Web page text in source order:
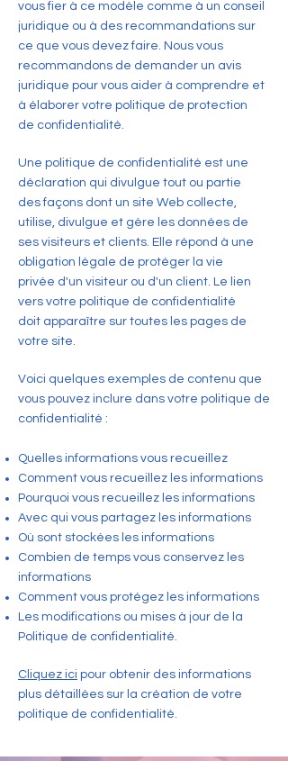
vous fier à ce modèle comme à un conseil
juridique ou à des recommandations sur
ce que vous devez faire. Nous vous
recommandons de demander un avis
juridique pour vous aider à comprendre et
à élaborer votre politique de protection
de confidentialité.
Une politique de confidentialité est une
déclaration qui divulgue tout ou partie
des façons dont un site Web collecte,
utilise, divulgue et gère les données de
ses visiteurs et clients. Elle répond à une
obligation légale de protéger la vie
privée d'un visiteur ou d'un client. Le lien
vers votre politique de confidentialité
doit apparaître sur toutes les pages de
votre site.
Voici quelques exemples de contenu que
vous pouvez inclure dans votre politique de
confidentialité :
Quelles informations vous recueillez
Comment vous recueillez les informations
Pourquoi vous recueillez les informations
Avec qui vous partagez les informations
Où sont stockées les informations
Combien de temps vous conservez les
informations
Comment vous protégez les informations
Les modifications ou mises à jour de la
Politique de confidentialité.
Cliquez ici pour obtenir des informations
plus détaillées sur la création de votre
politique de confidentialité.